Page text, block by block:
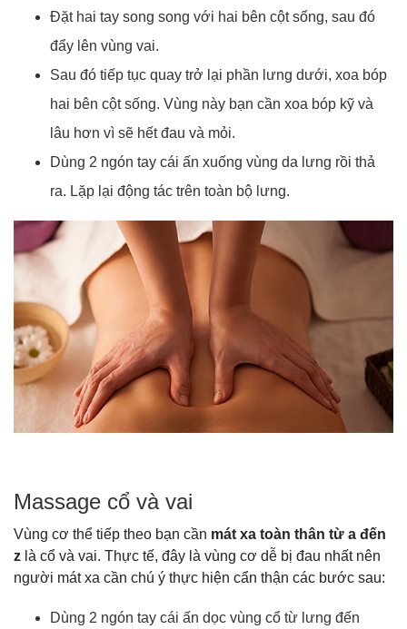
Đặt hai tay song song với hai bên cột sống, sau đó
đẩy lên vùng vai.
Sau đó tiếp tục quay trở lại phần lưng dưới, xoa bóp
hai bên cột sống. Vùng này bạn cần xoa bóp kỹ và
lâu hơn vì sẽ hết đau và mỏi.
Dùng 2 ngón tay cái ấn xuống vùng da lưng rồi thả
ra. Lặp lại động tác trên toàn bộ lưng.
Massage cổ và vai
Vùng cơ thể tiếp theo bạn cần mát xa toàn thân từ a đến
z là cổ và vai. Thực tế, đây là vùng cơ dễ bị đau nhất nên
người mát xa cần chú ý thực hiện cẩn thận các bước sau:
Dùng 2 ngón tay cái ấn dọc vùng cổ từ lưng đến